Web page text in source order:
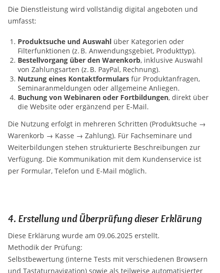
Die Dienstleistung wird vollständig digital angeboten und
umfasst:
Produktsuche und Auswahl über Kategorien oder
Filterfunktionen (z. B. Anwendungsgebiet, Produkttyp).
Bestellvorgang über den Warenkorb, inklusive Auswahl
von Zahlungsarten (z. B. PayPal, Rechnung).
Nutzung eines Kontaktformulars für Produktanfragen,
Seminaranmeldungen oder allgemeine Anliegen.
Buchung von Webinaren oder Fortbildungen, direkt über
die Website oder ergänzend per E-Mail.
Die Nutzung erfolgt in mehreren Schritten (Produktsuche →
Warenkorb → Kasse → Zahlung). Für Fachseminare und
Weiterbildungen stehen strukturierte Beschreibungen zur
Verfügung. Die Kommunikation mit dem Kundenservice ist
per Formular, Telefon und E-Mail möglich.
4. Erstellung und Überprüfung dieser Erklärung
Diese Erklärung wurde am 09.06.2025 erstellt.
Methodik der Prüfung:
Selbstbewertung (interne Tests mit verschiedenen Browsern
und Tastaturnavigation) sowie als teilweise automatisierter